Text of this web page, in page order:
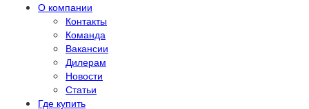
О компании
Контакты
Команда
Вакансии
Дилерам
Новости
Статьи
Где купить